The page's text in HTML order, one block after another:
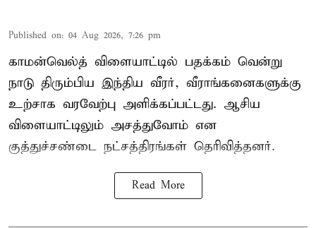
Published on: 04 Aug 2026, 7:26 pm
காமன்வெல்த் விளையாட்டில் பதக்கம் வென்று
நாடு திரும்பிய இந்திய வீரர், வீராங்கனைகளுக்கு
உற்சாக வரவேற்பு அளிக்கப்பட்டது. ஆசிய
விளையாட்டிலும் அசத்துவோம் என
குத்துச்சண்டை நட்சத்திரங்கள் தெரிவித்தனர்.
Read More